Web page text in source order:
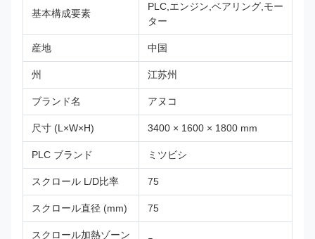
基本構成要素
PLC,エンジン,ベアリング,モー
ター
産地 中国
州 江苏州
ブランド名 アヌコ
尺寸 (L×W×H) 3400 × 1600 × 1800 mm
PLC ブランド ミツビシ
スクロール L/D比率 75
スクロール直径 (mm) 75
スクロール加熱ゾーン